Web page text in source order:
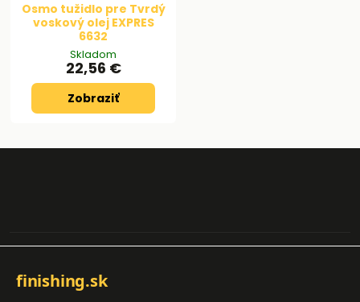
Osmo tužidlo pre Tvrdý
voskový olej EXPRES
6632
Skladom
22,56 €
Zobraziť
finishing.sk